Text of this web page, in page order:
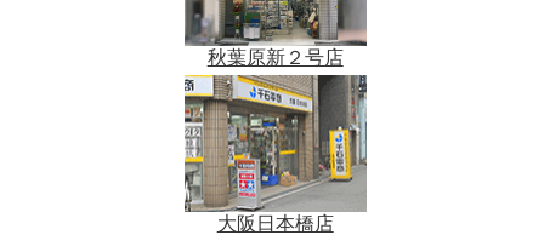
秋葉原新２号店
大阪日本橋店